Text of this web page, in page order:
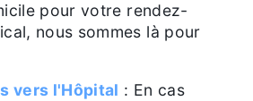
pour votre rendez-
nous sommes là pour
vers l'Hôpital : En cas